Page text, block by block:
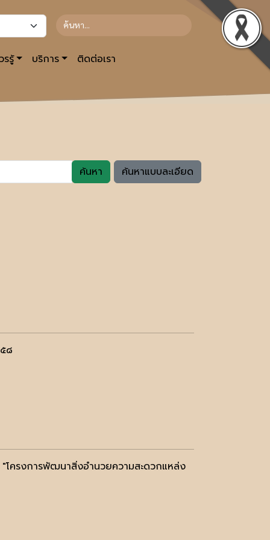
รรู้ บริการ ติดต่อเรา
ค้นหา ค้นหาแบบละเอียด
๘
โครงการพัฒนาสิ่งอำนวยความสะดวกแหล่ง